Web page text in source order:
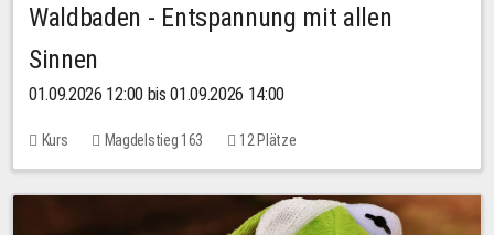
Waldbaden - Entspannung mit allen
Sinnen
01.09.2026 12:00 bis 01.09.2026 14:00
Kurs Magdelstieg 163 12 Plätze